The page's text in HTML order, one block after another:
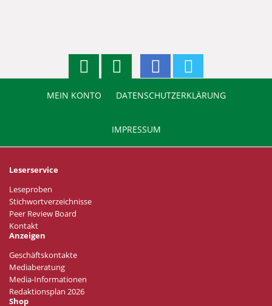
MEIN KONTO DATENSCHUTZERKLÄRUNG
IMPRESSUM
Leserservice
Leseproben
Stichwortverzeichnisse
Peer Review Board
Kontakt
Anzeigen
Geschäftskontakte
Mediaberatung
Media-Informationen
Redaktionsplan 2026
Shop